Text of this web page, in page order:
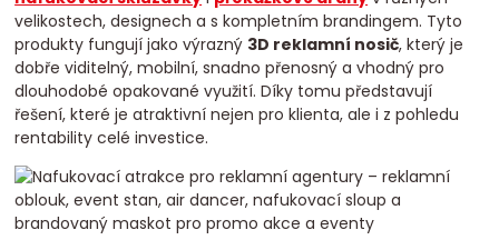
velikostech, designech a s kompletním brandingem. Tyto
produkty fungují jako výrazný 3D reklamní nosič, který je
dobře viditelný, mobilní, snadno přenosný a vhodný pro
dlouhodobé opakované využití. Díky tomu představují
řešení, které je atraktivní nejen pro klienta, ale i z pohledu
rentability celé investice.